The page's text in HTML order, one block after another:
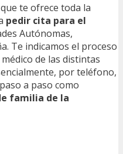
te ofrece toda la
pedir cita para el
Autónomas,
Te indicamos el proceso
de las distintas
por teléfono,
a paso como
familia de la